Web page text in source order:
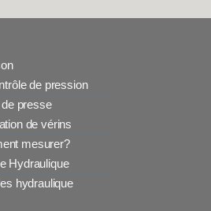
de pression
de presse
de vérins
mesurer?
Hydraulique
hydraulique